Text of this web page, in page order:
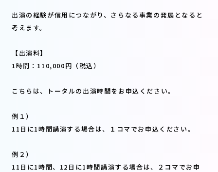
出演の経験が信用につながり、さらなる事業の発展となると
考えます。
【出演料】
1時間：110,000円（税込）
こちらは、トータルの出演時間をお申込ください。
例１）
11日に1時間講演する場合は、１コマでお申込ください。
例２）
11日に1時間、12日に1時間講演する場合は、２コマでお申